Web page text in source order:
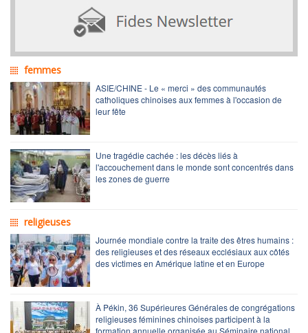
femmes
ASIE/CHINE - Le « merci » des communautés
catholiques chinoises aux femmes à l'occasion de
leur fête
Une tragédie cachée : les décès liés à
l'accouchement dans le monde sont concentrés dans
les zones de guerre
religieuses
Journée mondiale contre la traite des êtres humains :
des religieuses et des réseaux ecclésiaux aux côtés
des victimes en Amérique latine et en Europe
À Pékin, 36 Supérieures Générales de congrégations
religieuses féminines chinoises participent à la
formation annuelle organisée au Séminaire national